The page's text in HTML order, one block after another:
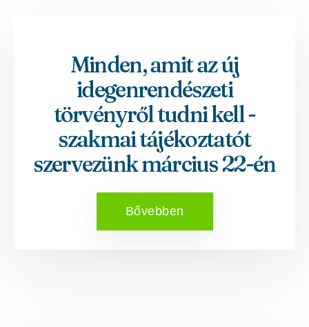
Minden, amit az új
idegenrendészeti
törvényről tudni kell -
szakmai tájékoztatót
szervezünk március 22-én
Bővebben